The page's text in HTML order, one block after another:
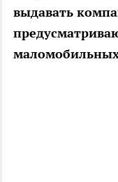
выдавать